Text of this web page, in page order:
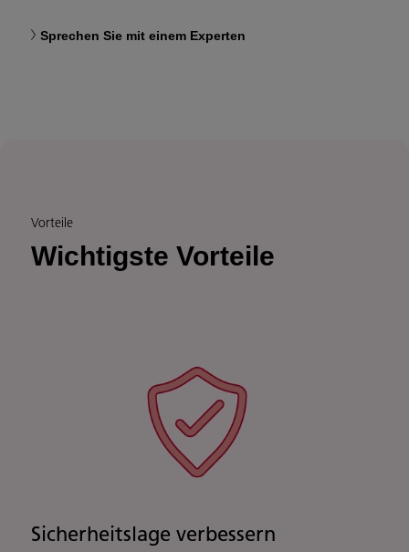
Sprechen Sie mit einem Experten
Vorteile
Wichtigste Vorteile
Sicherheitslage verbessern